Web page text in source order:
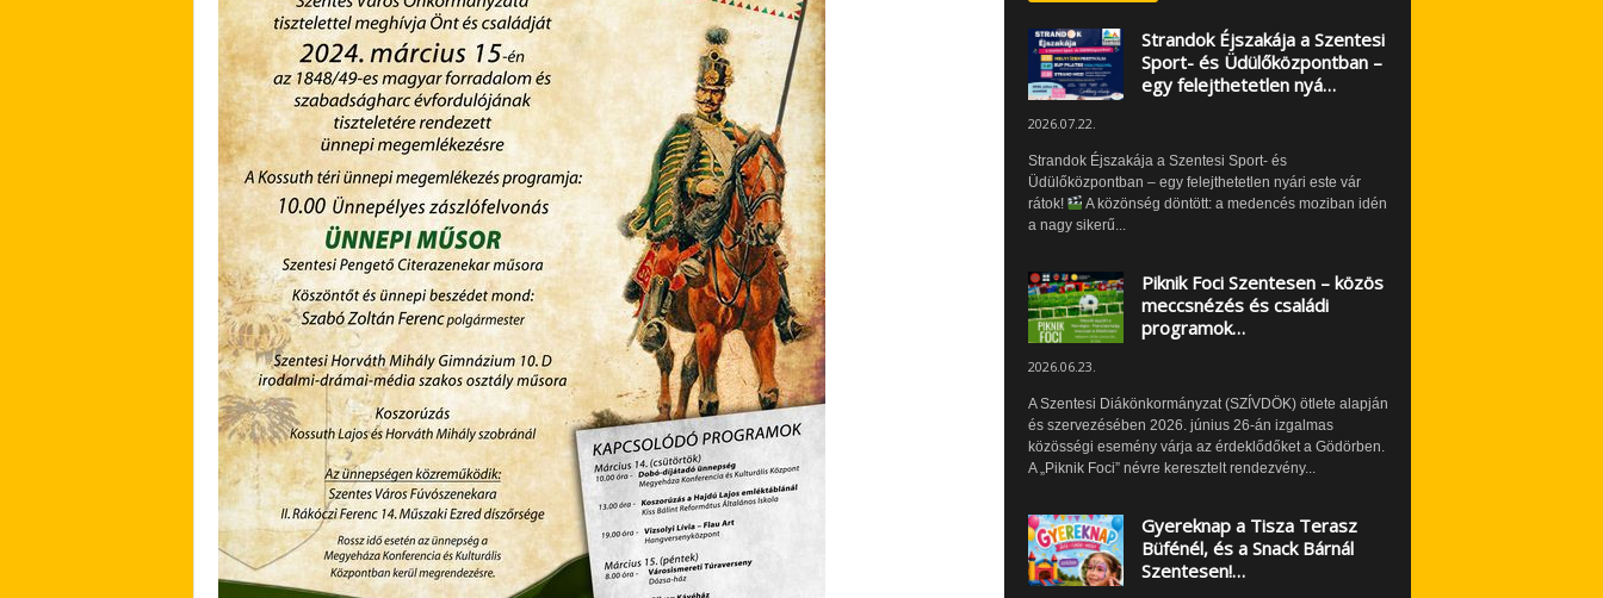
Strandok Éjszakája a Szentesi
Sport- és Üdülőközpontban –
egy felejthetetlen nyá…
2026.07.22.
Strandok Éjszakája a Szentesi Sport- és
Üdülőközpontban – egy felejthetetlen nyári este vár
rátok!
A közönség döntött: a medencés moziban idén
a nagy sikerű...
Piknik Foci Szentesen – közös
meccsnézés és családi
programok…
2026.06.23.
A Szentesi Diákönkormányzat (SZÍVDÖK) ötlete alapján
és szervezésében 2026. június 26-án izgalmas
közösségi esemény várja az érdeklődőket a Gödörben.
A „Piknik Foci” névre keresztelt rendezvény...
Gyereknap a Tisza Terasz
Büfénél, és a Snack Bárnál
Szentesen!…